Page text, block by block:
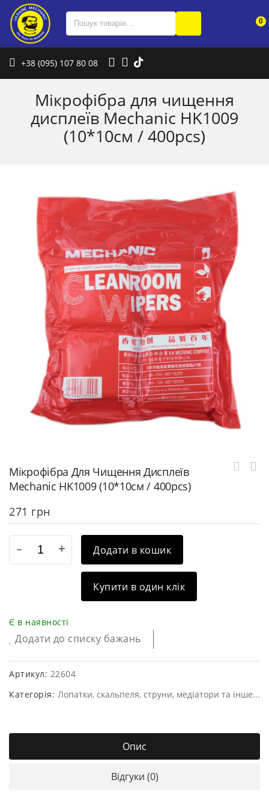
0
+38 (095) 107 80 08
Мікрофібра для чищення
дисплеїв Mechanic HK1009
(10*10см / 400pcs)
Мікрофібра Для Чищення Дисплеїв
Mechanic HK1009 (10*10см / 400pcs)
271 грн
Додати в кошик
Купити в один клік
Є в наявності
Додати до списку бажань
Артикул: 22604
Категорія: Лопатки, скальпеля, струни, медіатори та інше...
Опис
Відгуки (0)